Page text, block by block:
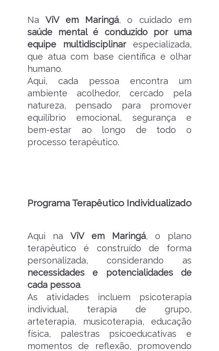
NaViV em Maringá, o cuidado em
saúde mental é conduzido por uma
equipe multidisciplinarespecializada,
que atua com base científica e olhar
humano.
Aqui, cada pessoa encontra um
ambiente acolhedor, cercado pela
natureza, pensado para promover
equilíbrio emocional, segurança e
bem-estar ao longo de todo o
processo terapêutico.
Programa Terapêutico Individualizado
Aqui naViV em Maringá, o plano
terapêutico é construído de forma
personalizada, considerando as
necessidades e potencialidades de
cada pessoa.
As atividades incluem psicoterapia
individual, terapia de grupo,
arteterapia, musicoterapia, educação
física, palestras psicoeducativas e
momentos de reflexão, promovendo